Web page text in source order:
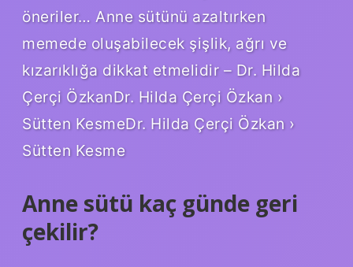
öneriler… Anne sütünü azaltırken
memede oluşabilecek şişlik, ağrı ve
kızarıklığa dikkat etmelidir – Dr. Hilda
Çerçi ÖzkanDr. Hilda Çerçi Özkan ›
Sütten KesmeDr. Hilda Çerçi Özkan ›
Sütten Kesme
Anne sütü kaç günde geri
çekilir?